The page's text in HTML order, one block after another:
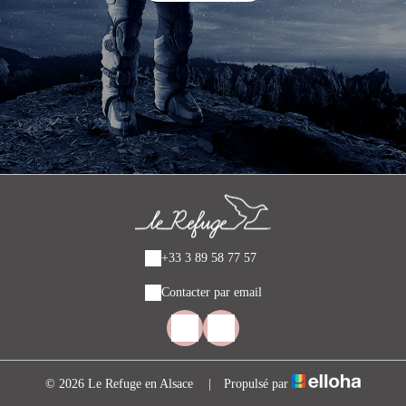
+33 3 89 58 77 57
Contacter par email
© 2026 Le Refuge en Alsace Propulsé par